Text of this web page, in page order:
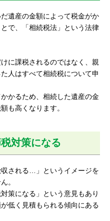
遺産の金額によって税金がか
で、「相続税法」という法律
に課税されるのではなく、親
人はすべて相続税について申
かるため、相続した遺産の金
も高くなります。
対策になる
される…」というイメージを
。
策になる」という意見もあり
低く見積もられる傾向にある